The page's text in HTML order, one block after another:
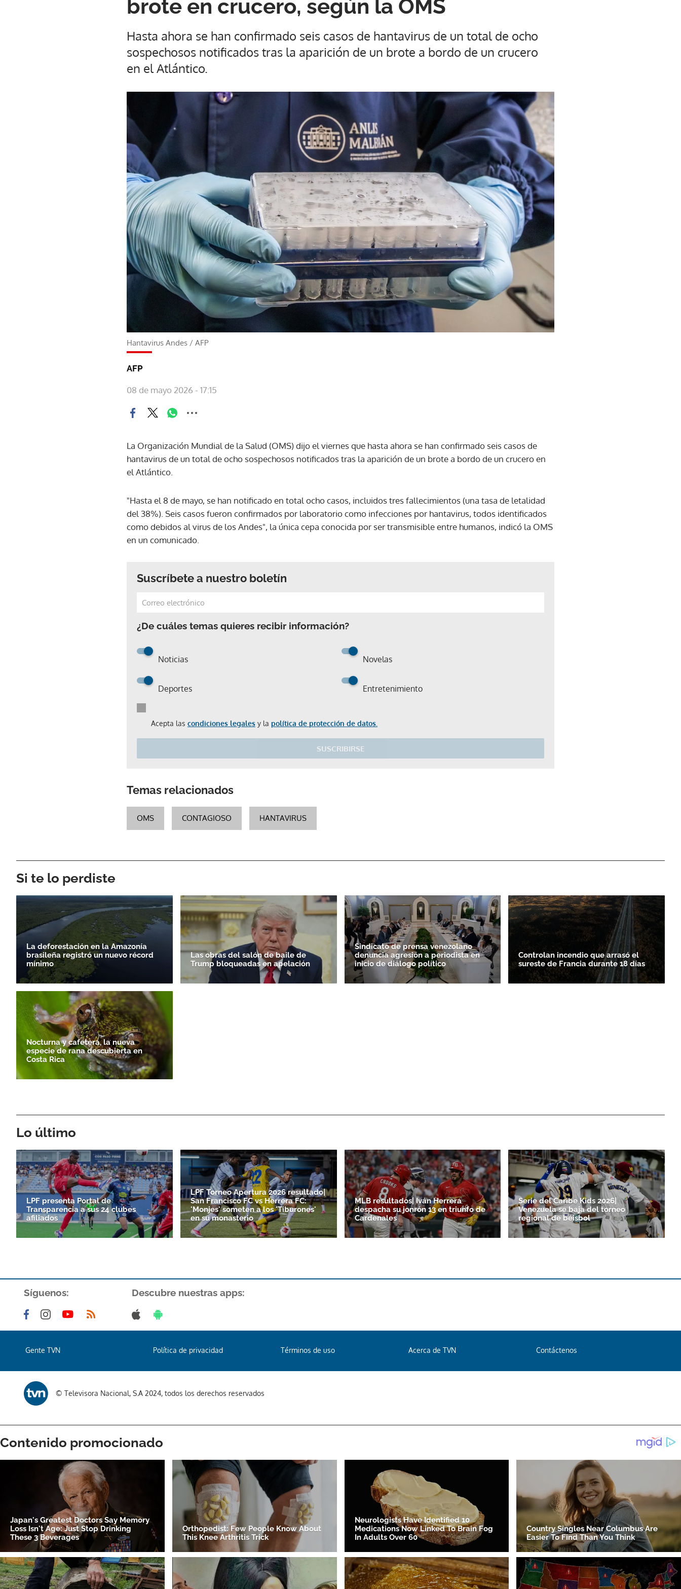
brote en crucero, según la OMS
Hasta ahora se han confirmado seis casos de hantavirus de un total de ocho
sospechosos notificados tras la aparición de un brote a bordo de un crucero
en el Atlántico.
Hantavirus Andes / AFP
AFP
08 de mayo 2026 - 17:15
La Organización Mundial de la Salud (OMS) dijo el viernes que hasta ahora se han confirmado seis casos de
hantavirus de un total de ocho sospechosos notificados tras la aparición de un brote a bordo de un crucero en
el Atlántico.
"Hasta el 8 de mayo, se han notificado en total ocho casos, incluidos tres fallecimientos (una tasa de letalidad
del 38%). Seis casos fueron confirmados por laboratorio como infecciones por hantavirus, todos identificados
como debidos al virus de los Andes", la única cepa conocida por ser transmisible entre humanos, indicó la OMS
en un comunicado.
Suscríbete a nuestro boletín
¿De cuáles temas quieres recibir información?
Noticias Novelas
Deportes Entretenimiento
Acepta las condiciones legales y la política de protección de datos.
SUSCRIBIRSE
Temas relacionados
OMS CONTAGIOSO HANTAVIRUS
Si te lo perdiste
La deforestación en la Amazonía
brasileña registró un nuevo récord
mínimo
Las obras del salón de baile de
Trump bloqueadas en apelación
Sindicato de prensa venezolano
denuncia agresión a periodista en
inicio de diálogo político
Controlan incendio que arrasó el
sureste de Francia durante 18 días
Nocturna y cafetera, la nueva
especie de rana descubierta en
Costa Rica
Lo último
LPF presenta Portal de
Transparencia a sus 24 clubes
afiliados
LPF Torneo Apertura 2026 resultado|
San Francisco FC vs Herrera FC:
'Monjes' someten a los 'Tiburones'
en su monasterio
MLB resultados| Iván Herrera
despacha su jonrón 13 en triunfo de
Cardenales
Serie del Caribe Kids 2026|
Venezuela se baja del torneo
regional de béisbol
Síguenos: Descubre nuestras apps:
Gente TVN Política de privacidad Términos de uso Acerca de TVN Contáctenos
© Televisora Nacional, S.A 2024, todos los derechos reservados